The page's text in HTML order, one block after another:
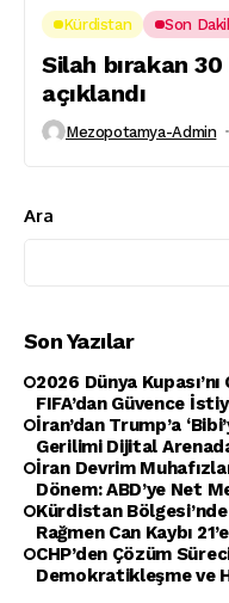
Kürdistan Son
Silah bırakan
açıklandı
Mezopotamya-Admin
Ara
Son Yazılar
2026 Dünya
FIFA’dan Güvence
İran’dan Trump’a
Gerilimi Dijital
İran Devrim
Dönem: ABD’ye Net
Kürdistan
Rağmen Can Kaybı
CHP’den Çözüm
Demokratikleşme ve